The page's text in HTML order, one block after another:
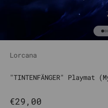
Lorcana
"TINTENFÄNGER" Playmat
Angebot
€29,00